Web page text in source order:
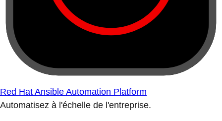
Red Hat Ansible Automation Platform
Automatisez à l'échelle de l'entreprise.